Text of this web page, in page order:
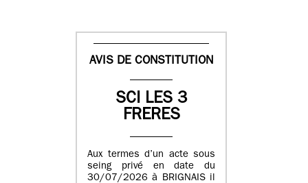
AVIS DE CONSTITUTION
SCI LES 3
FRERES
Aux termes d’un acte sous
seing privé en date du
30/07/2026 à BRIGNAIS il